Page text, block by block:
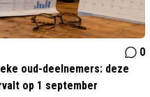
0
oud-deelnemers: deze
op 1 september